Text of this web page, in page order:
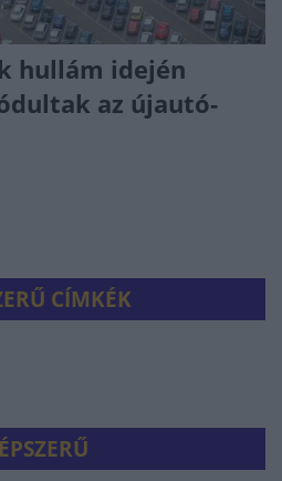
hullám idején
az újautó-
CÍMKÉK